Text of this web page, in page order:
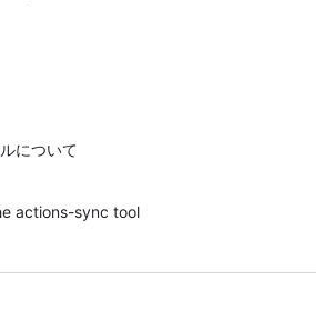
について
actions-sync tool